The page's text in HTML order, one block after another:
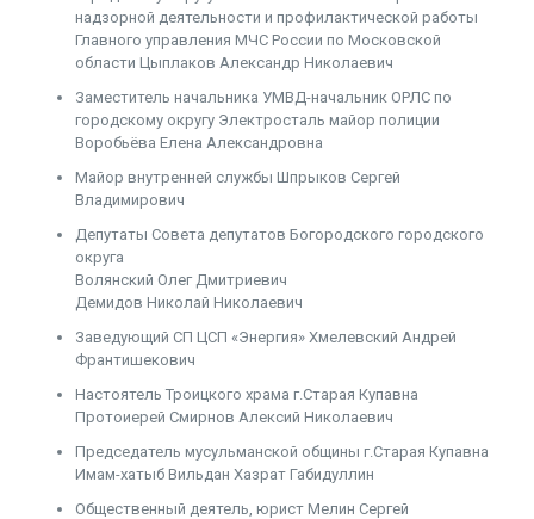
надзорной деятельности и профилактической работы
Главного управления МЧС России по Московской
области Цыплаков Александр Николаевич
Заместитель начальника УМВД-начальник ОРЛС по
городскому округу Электросталь майор полиции
Воробьёва Елена Александровна
Майор внутренней службы Шпрыков Сергей
Владимирович
Депутаты Совета депутатов Богородского городского
округа
Волянский Олег Дмитриевич
Демидов Николай Николаевич
Заведующий СП ЦСП «Энергия» Хмелевский Андрей
Франтишекович
Настоятель Троицкого храма г.Старая Купавна
Протоиерей Смирнов Алексий Николаевич
Председатель мусульманской общины г.Старая Купавна
Имам-хатыб Вильдан Хазрат Габидуллин
Общественный деятель, юрист Мелин Сергей